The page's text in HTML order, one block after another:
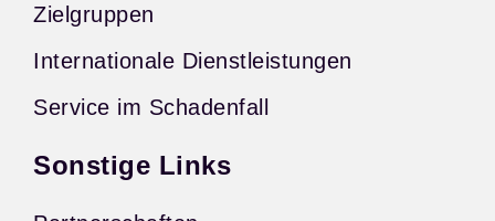
Zielgruppen
Internationale Dienstleistungen
Service im Schadenfall
Sonstige Links